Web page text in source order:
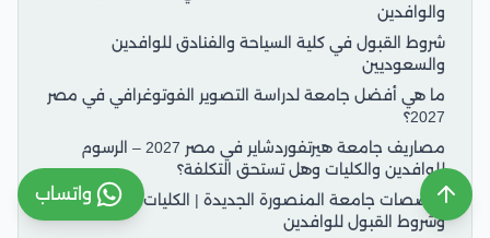
والوافدين
شروط القبول في كلية السياحة والفنادق للوافدين
والسعوديين
ما هي أفضل جامعة لدراسة التصوير الفوتوغرافي في مصر
2027؟
مصاريف جامعة هيرتفوردشاير في مصر 2027 – الرسوم
للوافدين والكليات وهل تستحق التكلفة؟
تخصصات جامعة المنصورة الجديدة | الكليات والبرامج
وشروط القبول للوافدين
واتساب